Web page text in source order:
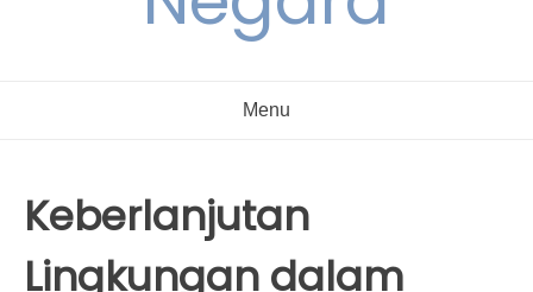
Menu
Keberlanjutan
Lingkungan dalam